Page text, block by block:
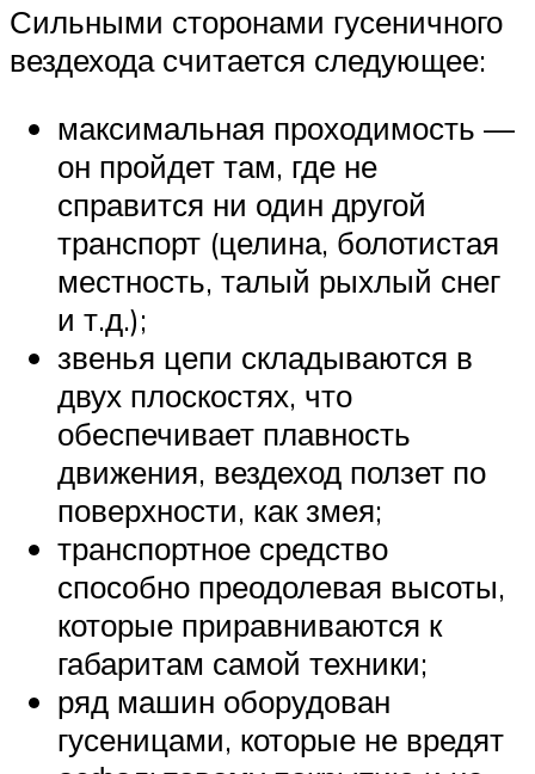
Сильными сторонами гусеничного
вездехода считается следующее:
максимальная проходимость —
он пройдет там, где не
справится ни один другой
транспорт (целина, болотистая
местность, талый рыхлый снег
и т.д.);
звенья цепи складываются в
двух плоскостях, что
обеспечивает плавность
движения, вездеход ползет по
поверхности, как змея;
транспортное средство
способно преодолевая высоты,
которые приравниваются к
габаритам самой техники;
ряд машин оборудован
гусеницами, которые не вредят